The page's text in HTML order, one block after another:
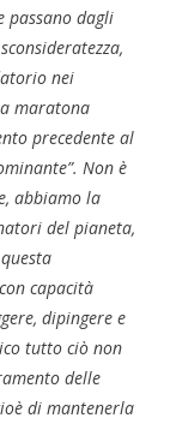
passano dagli
nei
maratona
precedente al
Non è
abbiamo la
del pianeta,
capacità
dipingere e
tutto ciò non
delle
di mantenerla